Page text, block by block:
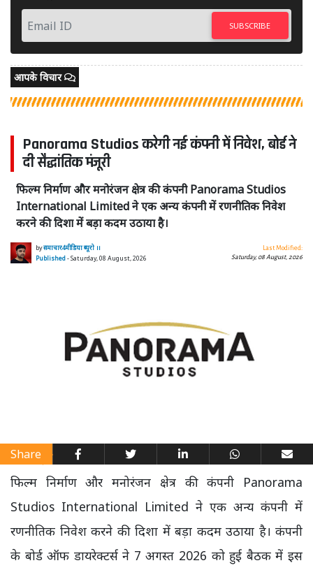
SUBSCRIBE
आपके विचार
Panorama Studios करेगी नई कंपनी में निवेश, बोर्ड ने
दी सैद्धांतिक मंजूरी
फिल्म निर्माण और मनोरंजन क्षेत्र की कंपनी Panorama Studios
International Limited ने एक अन्य कंपनी में रणनीतिक निवेश
करने की दिशा में बड़ा कदम उठाया है।
byसमाचार4मीडिया ब्यूरो ।।
Published- Saturday, 08 August, 2026
Last Modified:
Saturday, 08 August, 2026
Share
फिल्म निर्माण और मनोरंजन क्षेत्र की कंपनी Panorama
Studios International Limited ने एक अन्य कंपनी में
रणनीतिक निवेश करने की दिशा में बड़ा कदम उठाया है। कंपनी
के बोर्ड ऑफ डायरेक्टर्स ने 7 अगस्त 2026 को हुई बैठक में इस